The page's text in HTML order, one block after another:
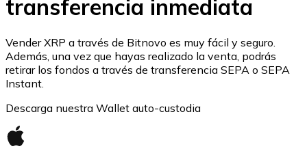
Ethereum
ETH
transferencia inmediata
Vender XRP a través de Bitnovo es muy fácil y seguro.
Además, una vez que hayas realizado la venta, podrás
retirar los fondos a través de transferencia SEPA o SEPA
Instant.
Descarga nuestra Wallet auto-custodia